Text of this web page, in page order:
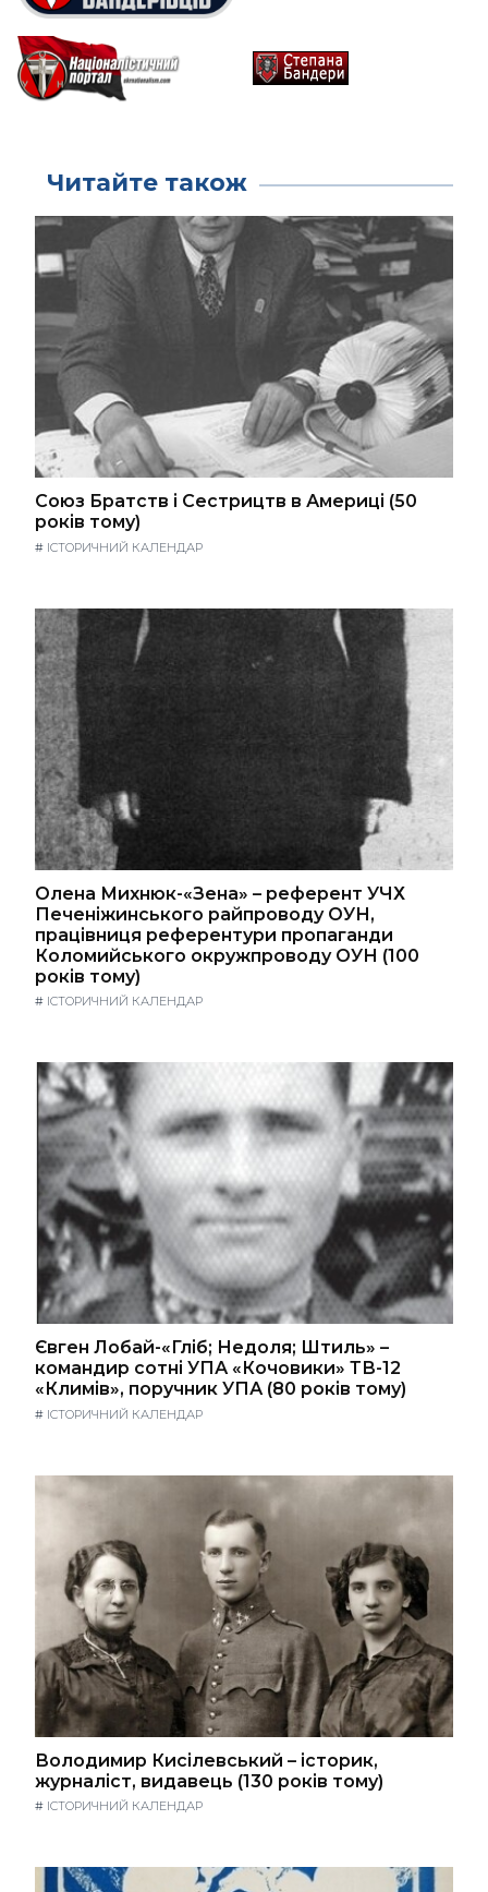
Читайте також
Союз Братств і Сестрицтв в Америці (50
років тому)
# ІСТОРИЧНИЙ КАЛЕНДАР
Олена Михнюк-«Зена» – референт УЧХ
Печеніжинського райпроводу ОУН,
працівниця референтури пропаганди
Коломийського окружпроводу ОУН (100
років тому)
# ІСТОРИЧНИЙ КАЛЕНДАР
Євген Лобай-«Гліб; Недоля; Штиль» –
командир сотні УПА «Кочовики» ТВ-12
«Климів», поручник УПА (80 років тому)
# ІСТОРИЧНИЙ КАЛЕНДАР
Володимир Кисілевський – історик,
журналіст, видавець (130 років тому)
# ІСТОРИЧНИЙ КАЛЕНДАР